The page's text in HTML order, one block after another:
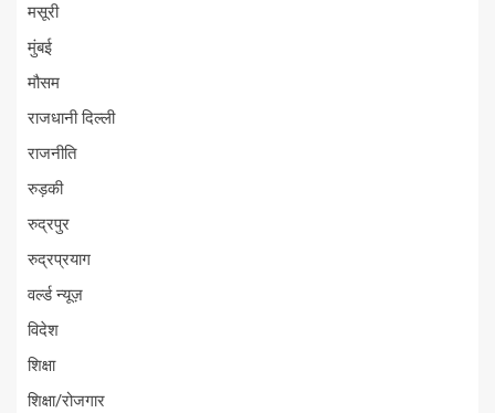
मसूरी
मुंबई
मौसम
राजधानी दिल्ली
राजनीति
रुड़की
रुद्रपुर
रुद्रप्रयाग
वर्ल्ड न्यूज़
विदेश
शिक्षा
शिक्षा/रोजगार